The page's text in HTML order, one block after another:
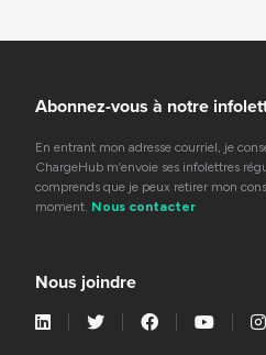
Abonnez-vous à notre
En entrant mon adresse courriel, je
ChargeHub m’envoie ses infolettres
comprends que je peux retirer mon
moment. Nous contacter
Nous joindre